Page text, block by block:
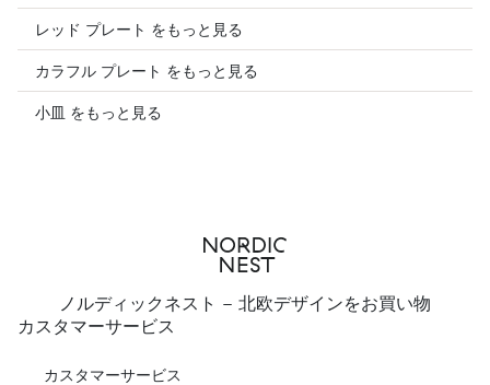
レッド プレート をもっと見る
カラフル プレート をもっと見る
小皿 をもっと見る
ノルディックネスト - 北欧デザインをお買い物
カスタマーサービス
カスタマーサービス